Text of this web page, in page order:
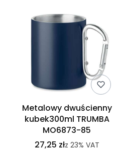
Metalowy dwuścienny
kubek300ml TRUMBA
MO6873-85
27,25 złz 23% VAT